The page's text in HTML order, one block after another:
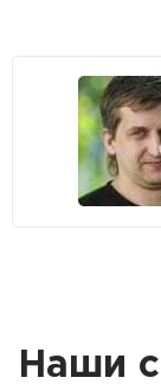
Наши